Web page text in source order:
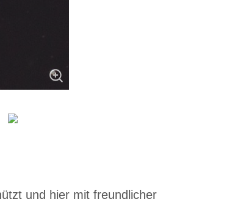
und hier mit freundlicher